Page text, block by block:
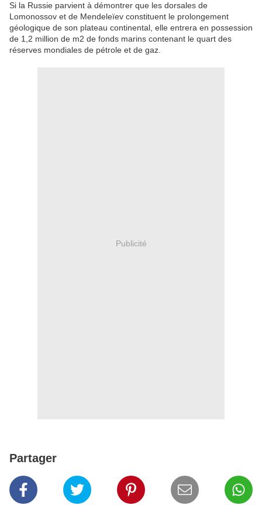
Si la Russie parvient à démontrer que les dorsales de
Lomonossov et de Mendeleïev constituent le prolongement
géologique de son plateau continental, elle entrera en possession
de 1,2 million de m2 de fonds marins contenant le quart des
réserves mondiales de pétrole et de gaz.
Publicité
Partager